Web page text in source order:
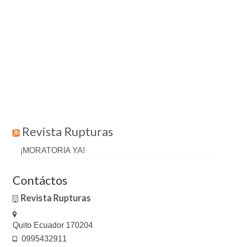
Revista Rupturas
¡MORATORIA YA!
Contáctos
Revista Rupturas
Quito Ecuador 170204
0995432911